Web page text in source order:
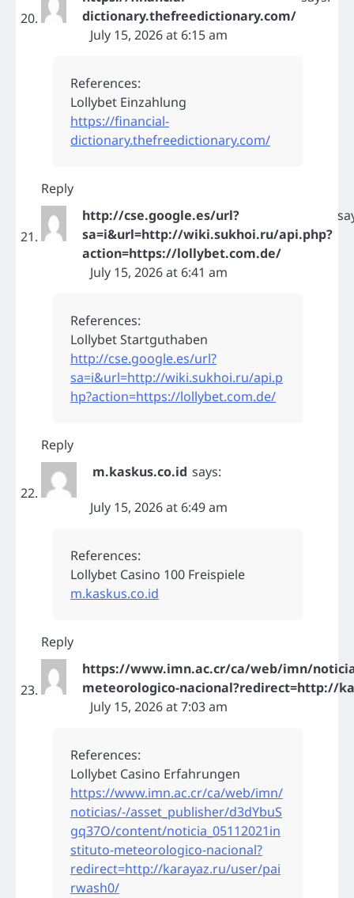
dictionary.thefreedictionary.com/
July 15, 2026 at 6:15 am
References:
Lollybet Einzahlung
https://financial-
dictionary.thefreedictionary.com/
Reply
http://cse.google.es/url?
sa=i&url=http://wiki.sukhoi.ru/api.php?
action=https://lollybet.com.de/
July 15, 2026 at 6:41 am
References:
Lollybet Startguthaben
http://cse.google.es/url?
sa=i&url=http://wiki.sukhoi.ru/api.p
hp?action=https://lollybet.com.de/
Reply
m.kaskus.co.id says:
July 15, 2026 at 6:49 am
References:
Lollybet Casino 100 Freispiele
m.kaskus.co.id
Reply
https://www.imn.ac.cr/ca/web/imn/
meteorologico-nacional?redirect=http://
July 15, 2026 at 7:03 am
References:
Lollybet Casino Erfahrungen
https://www.imn.ac.cr/ca/web/imn/
noticias/-/asset_publisher/d3dYbuS
gq37O/content/noticia_05112021in
stituto-meteorologico-nacional?
redirect=http://karayaz.ru/user/pai
rwash0/